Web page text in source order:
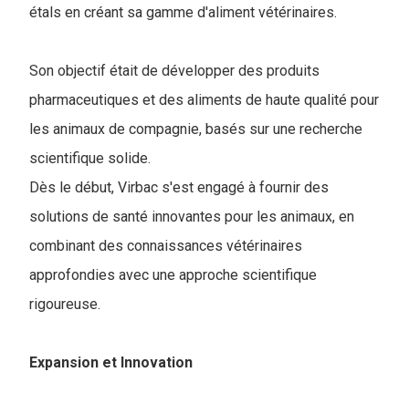
étals en créant sa gamme d'aliment vétérinaires.
Son objectif était de développer des produits
pharmaceutiques et des aliments de haute qualité pour
les animaux de compagnie, basés sur une recherche
scientifique solide.
Dès le début, Virbac s'est engagé à fournir des
solutions de santé innovantes pour les animaux, en
combinant des connaissances vétérinaires
approfondies avec une approche scientifique
rigoureuse.
Expansion et Innovation